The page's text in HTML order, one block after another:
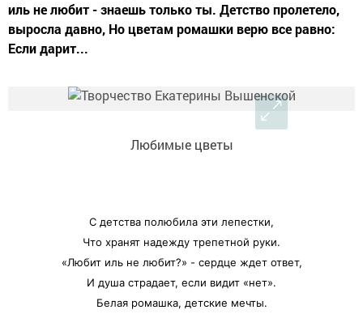
иль не любит - знаешь только ты. Детство пролетело,
выросла давно, Но цветам ромашки верю все равно:
Если дарит...
Любимые цветы
С детства полюбила эти лепестки,
Что хранят надежду трепетной руки.
«Любит иль не любит?» - сердце ждет ответ,
И душа страдает, если видит «нет».
Белая ромашка, детские мечты.